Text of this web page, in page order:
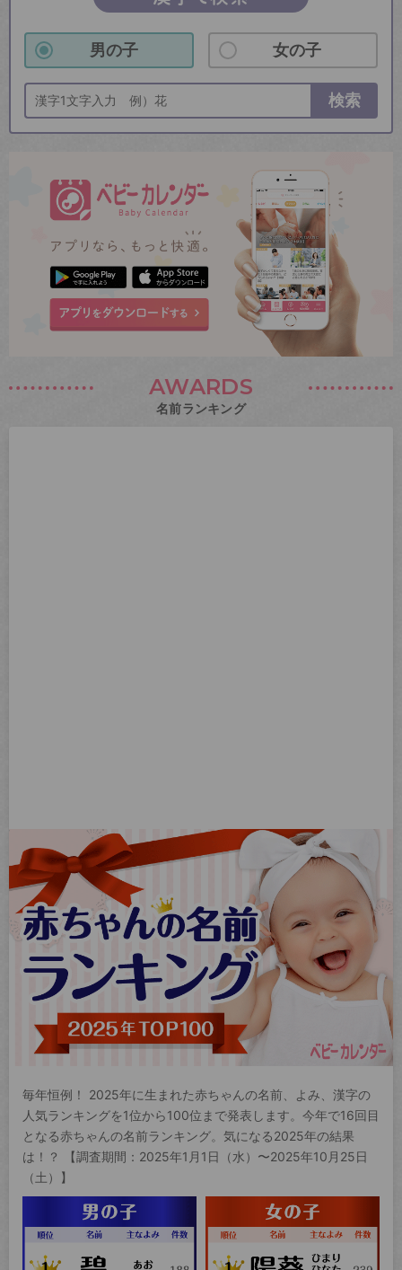
男の子 女の子
検索
AWARDS
名前ランキング
毎年恒例！ 2025年に生まれた赤ちゃんの名前、よみ、漢字の
人気ランキングを1位から100位まで発表します。今年で16回目
となる赤ちゃんの名前ランキング。気になる2025年の結果
は！？ 【調査期間：2025年1月1日（水）〜2025年10月25日
（土）】